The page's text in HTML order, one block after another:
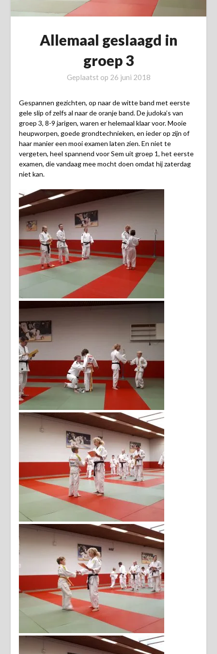
Allemaal geslaagd in
groep 3
Geplaatst op 26 juni 2018
Gespannen gezichten, op naar de witte band met eerste
gele slip of zelfs al naar de oranje band. De judoka’s van
groep 3, 8-9 jarigen, waren er helemaal klaar voor. Mooie
heupworpen, goede grondtechnieken, en ieder op zijn of
haar manier een mooi examen laten zien. En niet te
vergeten, heel spannend voor Sem uit groep 1, het eerste
examen, die vandaag mee mocht doen omdat hij zaterdag
niet kan.